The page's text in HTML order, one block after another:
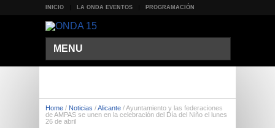
INICIO LA ONDA EVENTOS PROGRAMACIÓN
MENU
Home / Noticias /Alicante /Ayuntamiento y las federaciones
de AMPAS se unen en la celebración del Día del Niño el lunes
26 de abril